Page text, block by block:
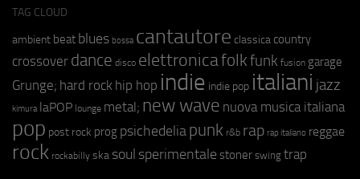
TAG CLOUD
ambient beat blues bossa cantautore classica country
crossover dance disco elettronicafolkfunk fusion garage
Grunge; hard rock hip hop indie indie pop italiani jazz
kimura laPOP lounge metal; new wave nuova musica italiana
pop post rock prog psichedeliapunk r&b rap rap italiano reggae
rock rockabilly ska soul sperimentale stoner swing trap